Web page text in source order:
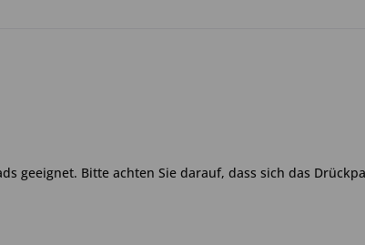
geeignet. Bitte achten Sie darauf, dass sich das